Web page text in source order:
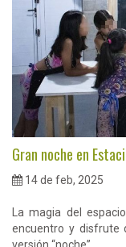
Gran noche en
14 de feb, 2025
La magia del
encuentro y disfrute